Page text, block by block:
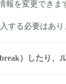
報を変更できま
する必要はあり
）したり、